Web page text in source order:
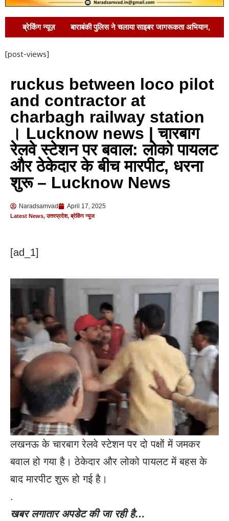
ब्रेकिंग न्यूज़ बाराबंकी पुलिस ने चलाया साइबर जागरूकता अभियान,
! इंडक्शन 26 के साथ एसआरएमयू में नए शैक्षणिक
सत्र की शुरुआत ! जनपद न्यायाधीश ने पुष्प अर्पित
कर स्व. पं. कन्हैयालाल शुक्ल को दी श्रद्धांजलि !
अनधिकृत प्लॉटिंग पर प्रशासन का एक्शन !
रिकॉर्ड में चढ़ गईं 15 बोरी किसान को मिली सिर्फ सात,सीएम
पोर्टल पहुंची साधन सहकारी समिति की शिकायत जांच के आदेश
की मांग
[post-views]
ruckus between loco pilot
and contractor at
charbagh railway station
। Lucknow news | चारबाग
रेलवे स्टेशन पर बवाल: लोको पायलट
और ठेकेदार के बीच मारपीट, धरना
शुरू – Lucknow News
Naradsamvad April 17, 2025
Latest News,उत्तरप्रदेश,ब्रेकिंग न्यूज
[ad_1]
लखनऊ के चारबाग रेलवे स्टेशन पर दो पक्षों में जमकर
बवाल हो गया है। ठेकेदार और लोको पायलट में बहस के
बाद मारपीट शुरू हो गई है।
.
खबर लगातार अपडेट की जा रही है…